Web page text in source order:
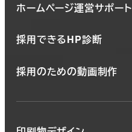
ホームページ運営サポート
採用できるHP診断
採用のための動画制作